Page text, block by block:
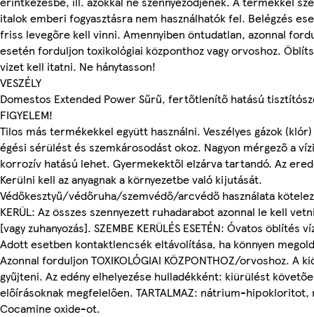
italok emberi fogyasztásra nem használhatók fel. Belégzés
friss levegőre kell vinni. Amennyiben öntudatlan, azonnal
esetén forduljon toxikológiai központhoz vagy orvoshoz.
vizet kell itatni. Ne hánytasson!
VESZÉLY
Domestos Extended Power Sűrű, fertőtlenítő hatású
FIGYELEM!
Tilos más termékekkel együtt használni. Veszélyes gázok
égési sérülést és szemkárosodást okoz. Nagyon mérgező a
korrozív hatású lehet. Gyermekektől elzárva tartandó. Az
Kerülni kell az anyagnak a környezetbe való kijutását.
Védőkesztyű/védőruha/szemvédő/arcvédő használata
KERÜL: Az összes szennyezett ruhadarabot azonnal le kell
[vagy zuhanyozás]. SZEMBE KERÜLÉS ESETÉN: Óvatos
Adott esetben kontaktlencsék eltávolítása, ha könnyen
Azonnal forduljon TOXIKOLÓGIAI KÖZPONTHOZ/orvoshoz. A
gyűjteni. Az edény elhelyezése hulladékként: kiürülést
előírásoknak megfelelően. TARTALMAZ: nátrium-
Cocamine oxide-ot.